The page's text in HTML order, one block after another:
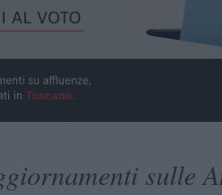
sulle